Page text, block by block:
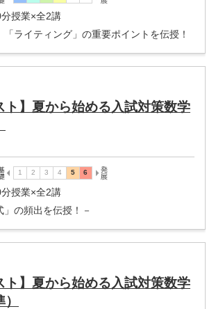
分授業×全2講
「ライティング」の重要ポイントを伝授！
ト】夏から始める入試対策数学
分授業×全2講
」の頻出を伝授！－
ト】夏から始める入試対策数学